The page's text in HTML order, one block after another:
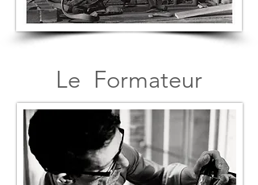
Le Formateur